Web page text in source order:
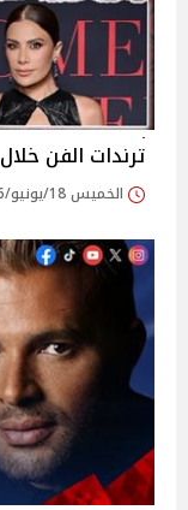
ترندات الفن خلال 24
الخميس 18/يونيو/2026 - 10:58 م